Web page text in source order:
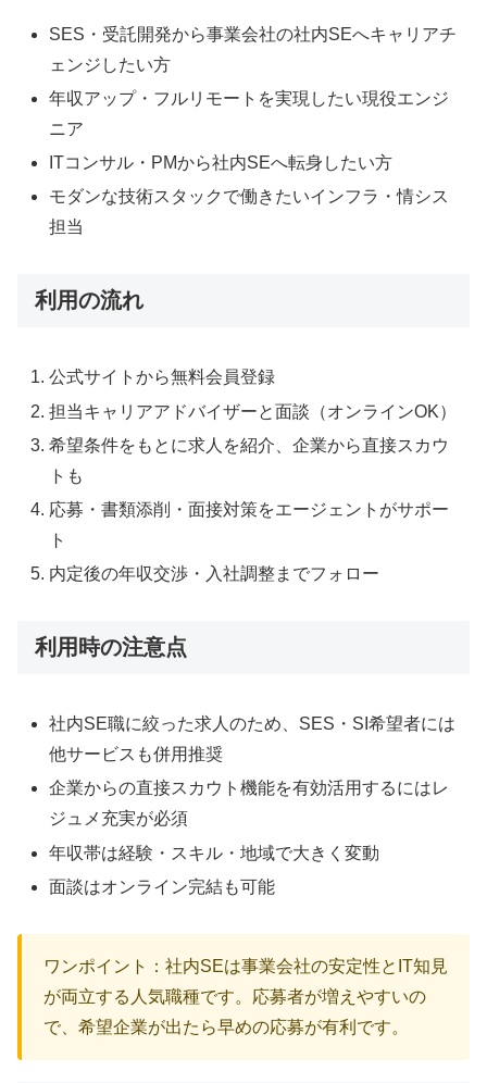
SES・受託開発から事業会社の社内SEへキャリアチ
ェンジしたい方
年収アップ・フルリモートを実現したい現役エンジ
ニア
ITコンサル・PMから社内SEへ転身したい方
モダンな技術スタックで働きたいインフラ・情シス
担当
利用の流れ
公式サイトから無料会員登録
担当キャリアアドバイザーと面談（オンラインOK）
希望条件をもとに求人を紹介、企業から直接スカウ
トも
応募・書類添削・面接対策をエージェントがサポー
ト
内定後の年収交渉・入社調整までフォロー
利用時の注意点
社内SE職に絞った求人のため、SES・SI希望者には
他サービスも併用推奨
企業からの直接スカウト機能を有効活用するにはレ
ジュメ充実が必須
年収帯は経験・スキル・地域で大きく変動
面談はオンライン完結も可能
ワンポイント：社内SEは事業会社の安定性とIT知見
が両立する人気職種です。応募者が増えやすいの
で、希望企業が出たら早めの応募が有利です。